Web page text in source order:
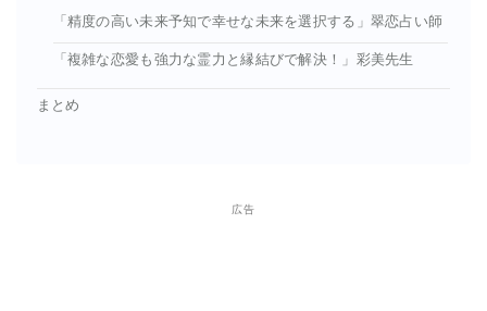
「精度の高い未来予知で幸せな未来を選択する」翠恋占い師
「複雑な恋愛も強力な霊力と縁結びで解決！」彩美先生
まとめ
広告